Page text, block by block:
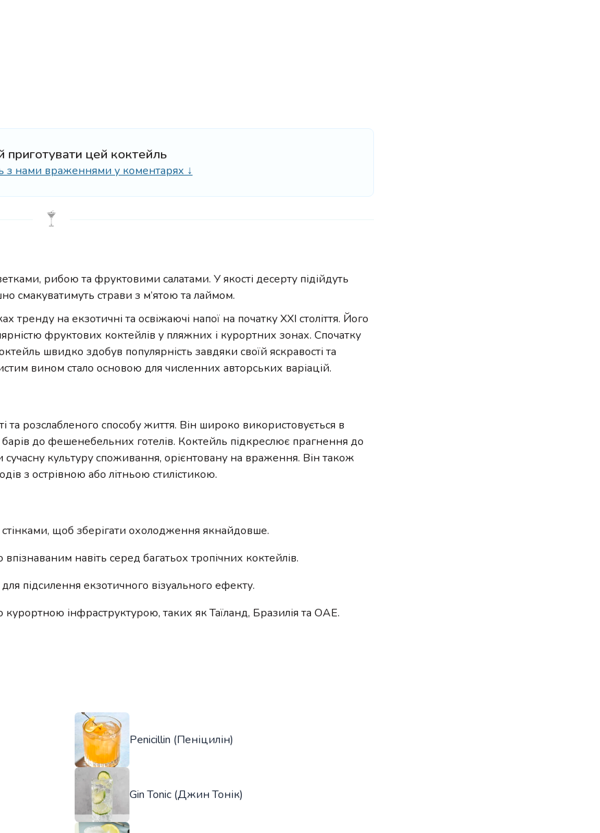
приготувати цей коктейль
з нами враженнями у коментарях ↓
рибою та фруктовими салатами. У якості десерту підійдуть
смакуватимуть страви з м’ятою та лаймом.
на екзотичні та освіжаючі напої на початку XXI століття. Його
фруктових коктейлів у пляжних і курортних зонах. Спочатку
швидко здобув популярність завдяки своїй яскравості та
вином стало основою для численних авторських варіацій.
та розслабленого способу життя. Він широко використовується в
до фешенебельних готелів. Коктейль підкреслює прагнення до
сучасну культуру споживання, орієнтовану на враження. Він також
з острівною або літньою стилістикою.
щоб зберігати охолодження якнайдовше.
навіть серед багатьох тропічних коктейлів.
підсилення екзотичного візуального ефекту.
інфраструктурою, таких як Таїланд, Бразилія та ОАЕ.
Penicillin (Пеніцилін)
Gin Tonic (Джин Тонік)